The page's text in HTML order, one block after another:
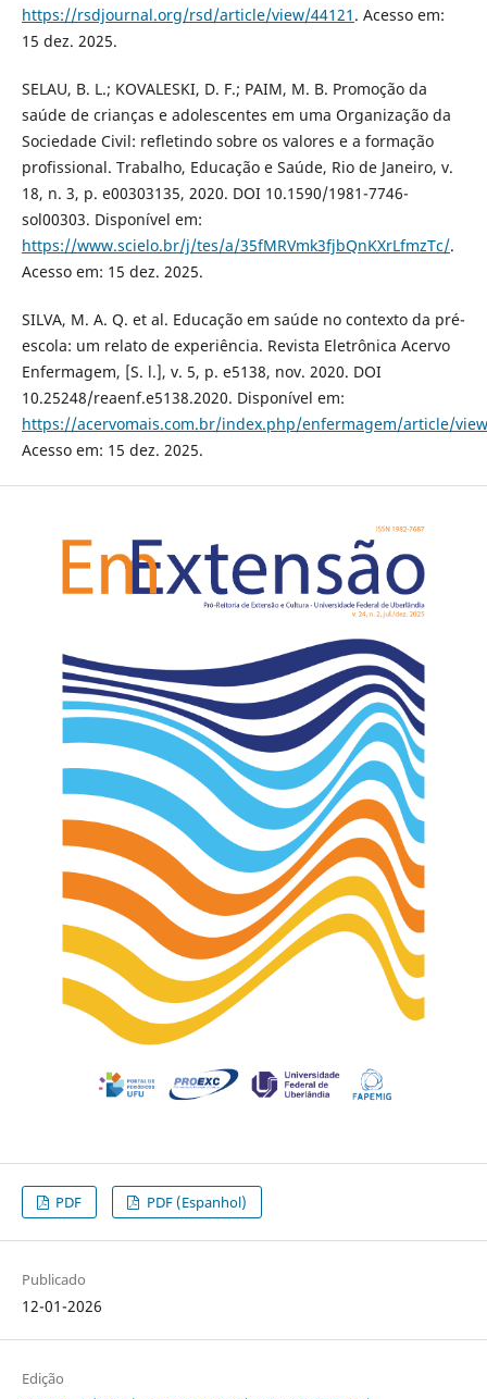
https://rsdjournal.org/rsd/article/view/44121 . Acesso em:
15 dez. 2025.
SELAU, B. L.; KOVALESKI, D. F.; PAIM, M. B. Promoção da
saúde de crianças e adolescentes em uma Organização da
Sociedade Civil: refletindo sobre os valores e a formação
profissional. Trabalho, Educação e Saúde, Rio de Janeiro, v.
18, n. 3, p. e00303135, 2020. DOI 10.1590/1981-7746-
sol00303. Disponível em:
https://www.scielo.br/j/tes/a/35fMRVmk3fjbQnKXrLfmzTc/.
Acesso em: 15 dez. 2025.
SILVA, M. A. Q. et al. Educação em saúde no contexto da pré-
escola: um relato de experiência. Revista Eletrônica Acervo
Enfermagem, [S. l.], v. 5, p. e5138, nov. 2020. DOI
10.25248/reaenf.e5138.2020. Disponível em:
https://acervomais.com.br/index.php/enfermagem/article/
Acesso em: 15 dez. 2025.
PDF PDF (Espanhol)
Publicado
12-01-2026
Edição